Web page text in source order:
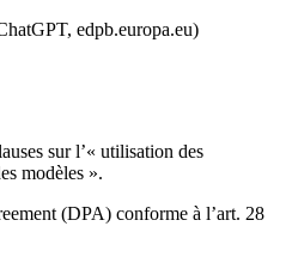
edpb.europa.eu)
sur l’« utilisation des
modèles ».
(DPA) conforme à l’art. 28